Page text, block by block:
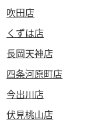
吹田店
くずは店
長岡天神店
四条河原町店
今出川店
伏見桃山店